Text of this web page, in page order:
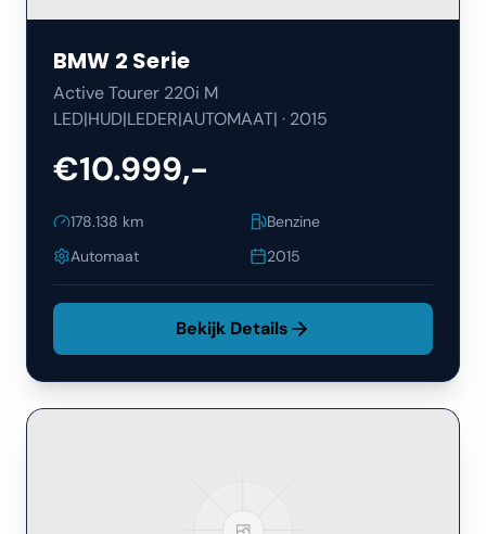
BMW 2 Serie
Active Tourer 220i M
LED|HUD|LEDER|AUTOMAAT| · 2015
€10.999,-
178.138 km
Benzine
Automaat
2015
Bekijk Details